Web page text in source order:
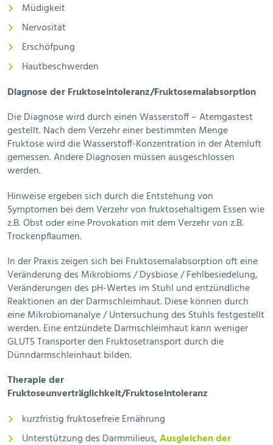
Müdigkeit
Nervosität
Erschöfpung
Hautbeschwerden
Diagnose der Fruktoseintoleranz/Fruktosemalabsorption
Die Diagnose wird durch einen Wasserstoff – Atemgastest
gestellt. Nach dem Verzehr einer bestimmten Menge
Fruktose wird die Wasserstoff-Konzentration in der Atemluft
gemessen. Andere Diagnosen müssen ausgeschlossen
werden.
Hinweise ergeben sich durch die Entstehung von
Symptomen bei dem Verzehr von fruktosehaltigem Essen wie
z.B. Obst oder eine Provokation mit dem Verzehr von z.B.
Trockenpflaumen.
In der Praxis zeigen sich bei Fruktosemalabsorption oft eine
Veränderung des Mikrobioms / Dysbiose / Fehlbesiedelung,
Veränderungen des pH-Wertes im Stuhl und entzündliche
Reaktionen an der Darmschleimhaut. Diese können durch
eine Mikrobiomanalye / Untersuchung des Stuhls festgestellt
werden. Eine entzündete Darmschleimhaut kann weniger
GLUT5 Transporter den Fruktosetransport durch die
Dünndarmschleinhaut bilden.
Therapie der
Fruktoseunverträglichkeit/Fruktoseintoleranz
kurzfristig fruktosefreie Ernährung
Unterstützung des Darmmilieus,Ausgleichen der